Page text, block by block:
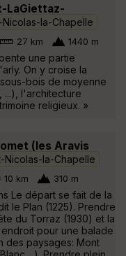
LaGiettaz-
Nicolas-la-Chapelle
27 km 1440 m
une partie
On y croise la
bois de moyenne
...), l'architecture
religieux. »
(les Aravis
Nicolas-la-Chapelle
10 km 310 m
Le départ se fait de la
le Plan (1225). Prendre
du Torraz (1930) et la
pour une balade
des paysages: Mont